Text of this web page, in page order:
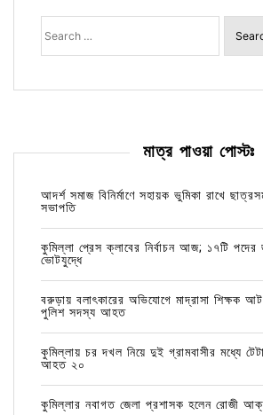
Search
for:
মাত্র পাওয়া পোস্টঃ
আদর্শ সমাজ বিনির্মাণে সহায়ক ভুমিকা রাখে
সভাপতি
কুমিল্লা প্রেস ক্লাবের নির্বাচন আজ; ১৭টি
ভোটযুদ্ধে
বরুড়ায় বলাৎকারের অভিযোগে মাদ্রাসা শিক্ষক
পুলিশ সদস্য আহত
কুমিল্লায় চর দখল নিয়ে দুই গ্রামবাসীর মধ্যে
আহত ২০
কুমিল্লার নবাগত জেলা প্রশাসক হলেন রোজী